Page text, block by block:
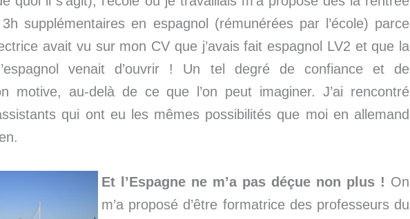
3h supplémentaires en espagnol (rémunérées par l’école) parce
avait vu sur mon CV que j’avais fait espagnol LV2 et que la
venait d’ouvrir ! Un tel degré de confiance et de
motive, au-delà de ce que l’on peut imaginer. J’ai rencontré
qui ont eu les mêmes possibilités que moi en allemand
Et l’Espagne ne m’a pas déçue non plus ! On
m’a proposé d’être formatrice des professeurs du